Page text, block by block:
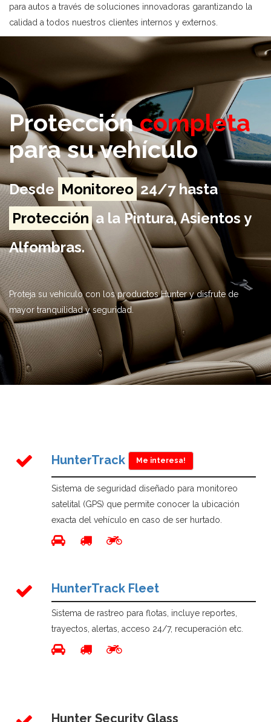
para autos a través de soluciones innovadoras garantizando la
calidad a todos nuestros clientes internos y externos.
Proteccióncompleta
para su vehículo
Desde Monitoreo24/7 hasta
Protección a la Pintura, Asientos y
Alfombras.
Proteja su vehículo con los productos Hunter y disfrute de
mayor tranquilidad y seguridad.
HunterTrack Me interesa!
Sistema de seguridad diseñado para monitoreo
satelital (GPS) que permite conocer la ubicación
exacta del vehículo en caso de ser hurtado.
HunterTrack Fleet
Sistema de rastreo para flotas, incluye reportes,
trayectos, alertas, acceso 24/7, recuperación etc.
Hunter Security Glass